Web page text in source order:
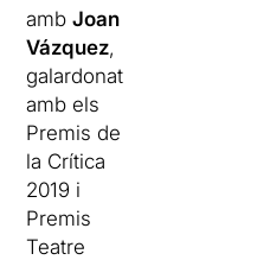
ambJoan
Vázquez,
galardonat
amb els
Premis de
la Crítica
2019 i
Premis
Teatre